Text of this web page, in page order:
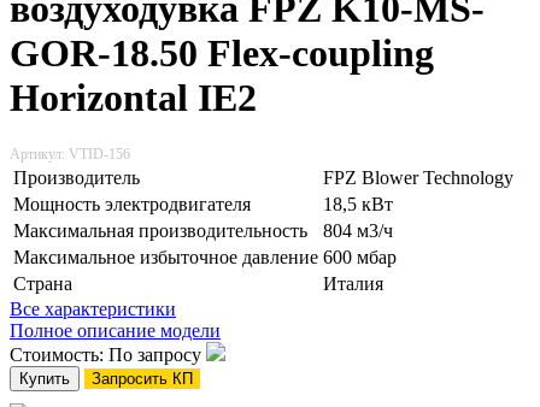
GOR-18.50 Flex-coupling
Horizontal IE2
Артикул: VTID-156
Производитель
FPZ Blower Technology
Мощность электродвигателя
18,5 кВт
Максимальная производительность
804 м3/ч
Максимальное избыточное давление 600 мбар
Страна
Италия
Все характеристики
Полное описание модели
Стоимость: По запросу
Купить Запросить КП